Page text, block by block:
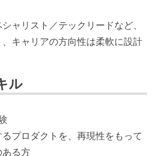
ャリスト／テックリードなど、
キャリアの方向性は柔軟に設計
ル
るプロダクトを、再現性をもって
る方